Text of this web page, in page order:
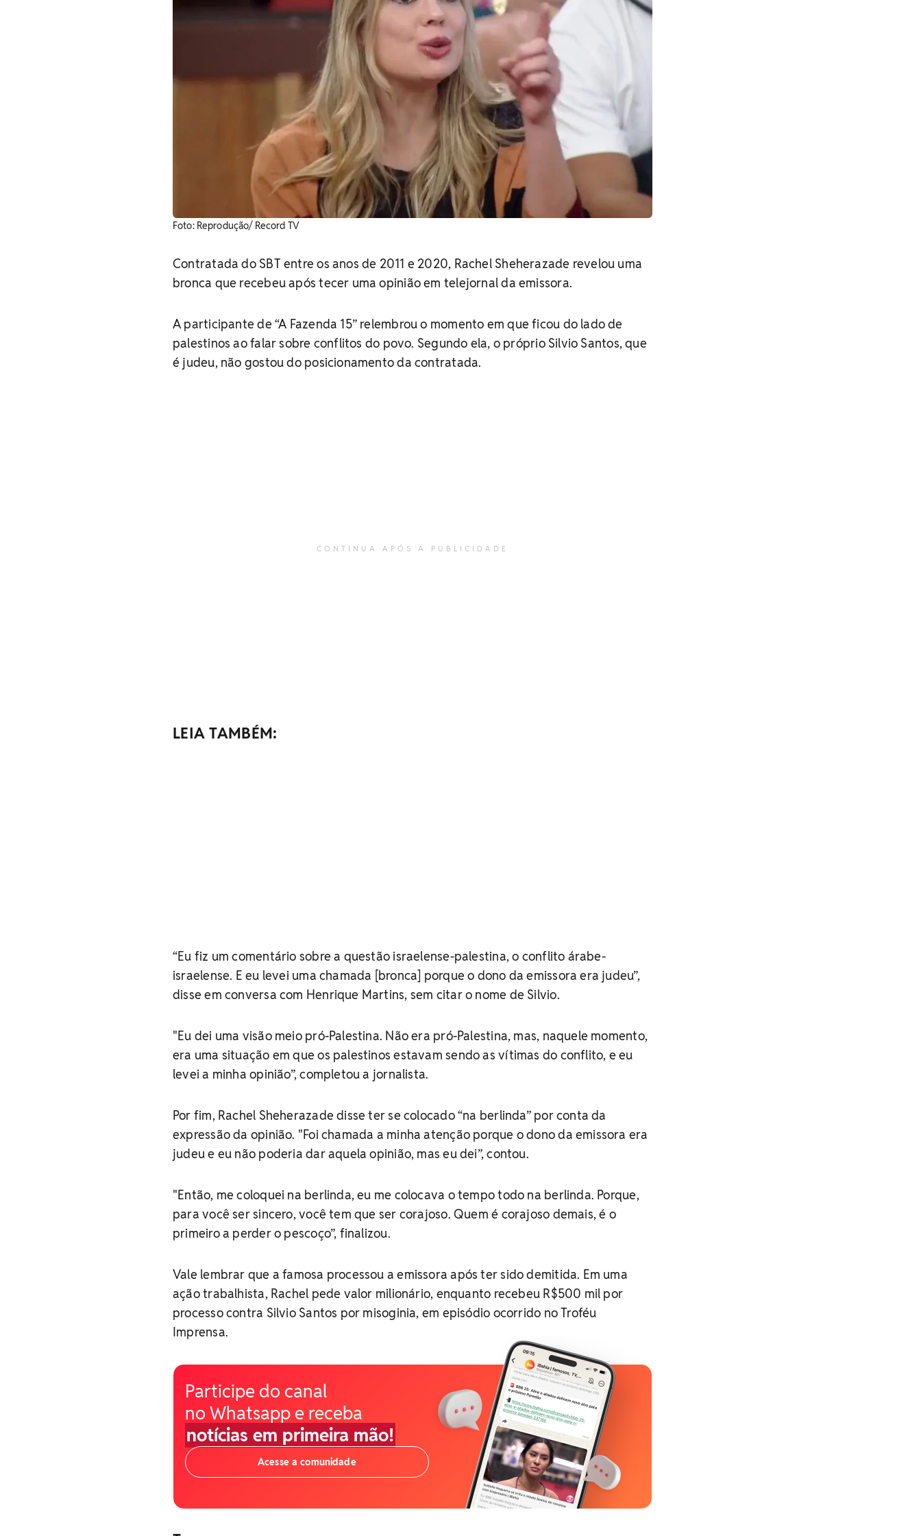
Foto: Reprodução/ Record TV
Contratada do SBT entre os anos de 2011 e 2020, Rachel Sheherazade revelou uma
bronca que recebeu após tecer uma opinião em telejornal da emissora.
A participante de “A Fazenda 15” relembrou o momento em que ficou do lado de
palestinos ao falar sobre conflitos do povo. Segundo ela, o próprio Silvio Santos, que
é judeu, não gostou do posicionamento da contratada.
CONTINUA APÓS A PUBLICIDADE
LEIA TAMBÉM:
“Eu fiz um comentário sobre a questão israelense-palestina, o conflito árabe-
israelense. E eu levei uma chamada [bronca] porque o dono da emissora era judeu”,
disse em conversa com Henrique Martins, sem citar o nome de Silvio.
"Eu dei uma visão meio pró-Palestina. Não era pró-Palestina, mas, naquele momento,
era uma situação em que os palestinos estavam sendo as vítimas do conflito, e eu
levei a minha opinião”, completou a jornalista.
Por fim, Rachel Sheherazade disse ter se colocado “na berlinda” por conta da
expressão da opinião. "Foi chamada a minha atenção porque o dono da emissora era
judeu e eu não poderia dar aquela opinião, mas eu dei”, contou.
"Então, me coloquei na berlinda, eu me colocava o tempo todo na berlinda. Porque,
para você ser sincero, você tem que ser corajoso. Quem é corajoso demais, é o
primeiro a perder o pescoço”, finalizou.
Vale lembrar que a famosa processou a emissora após ter sido demitida. Em uma
ação trabalhista, Rachel pede valor milionário, enquanto recebeu R$500 mil por
processo contra Silvio Santos por misoginia, em episódio ocorrido no Troféu
Imprensa.
Participe do canal
no Whatsapp e receba
notícias em primeira mão!
Acesse a comunidade